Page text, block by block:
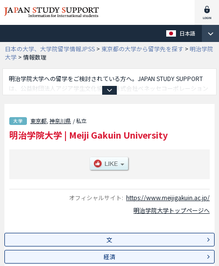
日本語
日本の大学、大学院留学情報JPSS > 東京都の大学から留学先を探す >明治学院
大学 >情報数理
明治学院大学への留学をご検討されている方へ。JAPAN STUDY SUPPORT
は、公益財団法人アジア学生文化協会と株式会社ベネッセコーポレーション
学部等、学部別の詳細情報も掲載していますので、明治学院大学に関する留
学情報をお探しの方は是非ご利用下さい。その他、外国人留学生募集をして
いる約1,300校の大学・大学院・短大・専門学校情報も掲載しています。
東京都 ,神奈川県 / 私立
明治学院大学 | Meiji Gakuin University
オフィシャルサイト: https://www.meijigakuin.ac.jp/
明治学院大学トップページへ
文
経済